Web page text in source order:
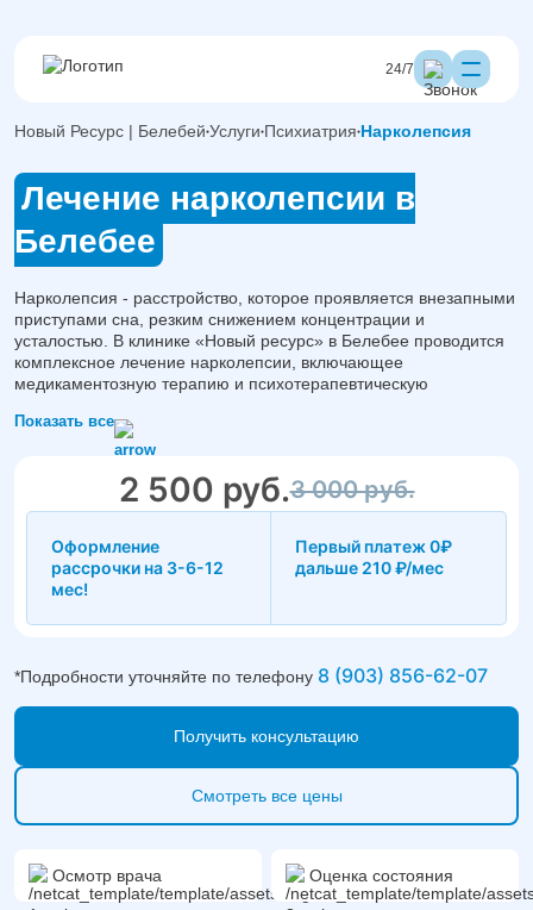
24/7
Новый Ресурс | Белебей Услуги Психиатрия Нарколепсия
Лечение нарколепсии в
Белебее
Нарколепсия - расстройство, которое проявляется внезапными
приступами сна, резким снижением концентрации и
усталостью. В клинике «Новый ресурс» в Белебее проводится
комплексное лечение нарколепсии, включающее
медикаментозную терапию и психотерапевтическую
улучшить качество жизни пациента.
Показать все
3 000 руб.
2 500 руб.
Оформление
рассрочки на 3-6-12
мес!
Первый платеж 0₽
дальше 210 ₽/мес
*Подробности уточняйте по телефону 8 (903) 856-62-07
Получить консультацию
Смотреть все цены
Осмотр врача Оценка состояния